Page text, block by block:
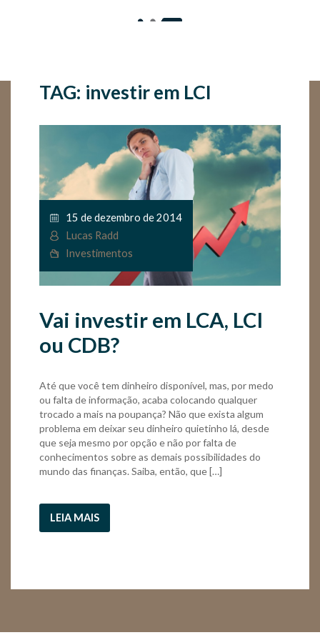
TAG: investir em LCI
15 de dezembro de 2014
Lucas Radd
Investimentos
Vai investir em LCA, LCI
ou CDB?
Até que você tem dinheiro disponível, mas, por medo
ou falta de informação, acaba colocando qualquer
trocado a mais na poupança? Não que exista algum
problema em deixar seu dinheiro quietinho lá, desde
que seja mesmo por opção e não por falta de
conhecimentos sobre as demais possibilidades do
mundo das finanças. Saiba, então, que […]
LEIA MAIS